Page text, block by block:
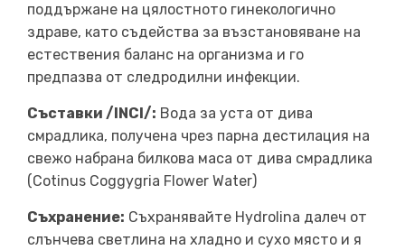
поддържане на цялостното гинекологично
здраве, като съдейства за възстановяване на
естествения баланс на организма и го
предпазва от следродилни инфекции.
Съставки /INCI/: Вода за уста от дива
смрадлика, получена чрез парна дестилация на
свежо набрана билкова маса от дива смрадлика
(Cotinus Coggygria Flower Water)
Съхранение: Съхранявайте Hydrolina далеч от
слънчева светлина на хладно и сухо място и я